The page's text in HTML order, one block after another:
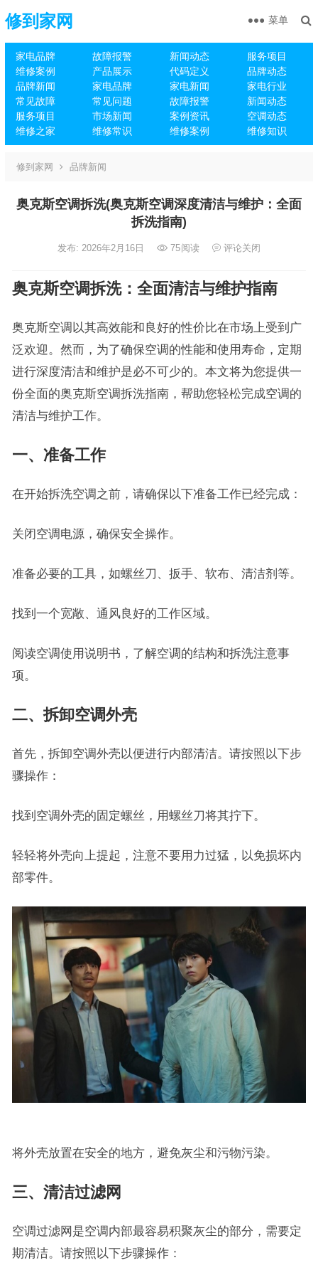
修到家网
家电品牌 故障报警 新闻动态
服务项目
维修案例
产品展示 代码定义
品牌动态
品牌新闻
家电品牌 家电新闻
家电行业
常见故障
常见问题 故障报警
新闻动态
服务项目
市场新闻 案例资讯
空调动态
维修之家
维修常识 维修案例 维修知识
菜单
修到家网 品牌新闻
奥克斯空调拆洗(奥克斯空调深度清洁与维护：全面
拆洗指南)
发布: 2026年2月16日 75阅读 评论关闭
奥克斯空调拆洗：全面清洁与维护指南
奥克斯空调以其高效能和良好的性价比在市场上受到广
泛欢迎。然而，为了确保空调的性能和使用寿命，定期
进行深度清洁和维护是必不可少的。本文将为您提供一
份全面的奥克斯空调拆洗指南，帮助您轻松完成空调的
清洁与维护工作。
一、准备工作
在开始拆洗空调之前，请确保以下准备工作已经完成：
关闭空调电源，确保安全操作。
准备必要的工具，如螺丝刀、扳手、软布、清洁剂等。
找到一个宽敞、通风良好的工作区域。
阅读空调使用说明书，了解空调的结构和拆洗注意事
项。
二、拆卸空调外壳
首先，拆卸空调外壳以便进行内部清洁。请按照以下步
骤操作：
找到空调外壳的固定螺丝，用螺丝刀将其拧下。
轻轻将外壳向上提起，注意不要用力过猛，以免损坏内
部零件。
将外壳放置在安全的地方，避免灰尘和污物污染。
三、清洁过滤网
空调过滤网是空调内部最容易积聚灰尘的部分，需要定
期清洁。请按照以下步骤操作：